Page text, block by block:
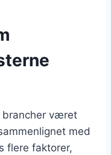
brancher været
med
flere faktorer,